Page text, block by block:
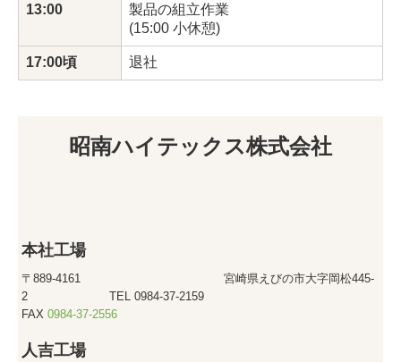
13:00
製品の組立作業
(15:00 小休憩)
17:00頃 退社
昭南ハイテックス株式会社
本社工場
〒889-4161 宮崎県えびの市大字岡松445-
2 TEL 0984-37-2159
FAX0984-37-2556
人吉工場